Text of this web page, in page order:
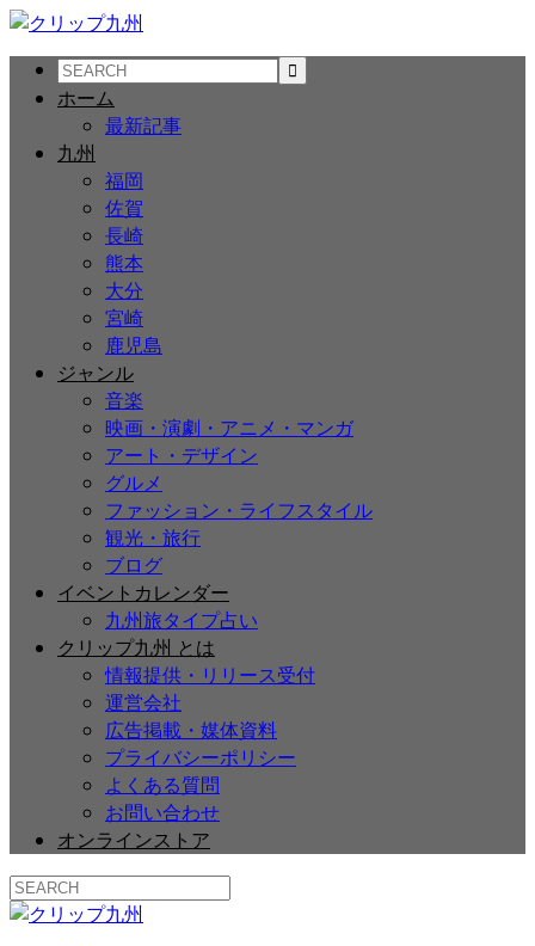
ホーム
最新記事
九州
福岡
佐賀
長崎
熊本
大分
宮崎
鹿児島
ジャンル
音楽
映画・演劇・アニメ・マンガ
アート・デザイン
グルメ
ファッション・ライフスタイル
観光・旅行
ブログ
イベントカレンダー
九州旅タイプ占い
クリップ九州 とは
情報提供・リリース受付
運営会社
広告掲載・媒体資料
プライバシーポリシー
よくある質問
お問い合わせ
オンラインストア